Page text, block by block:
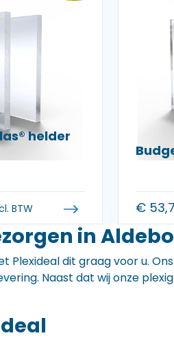
helder
BTW €
in
dit graag voor u.
Naast dat wij onze